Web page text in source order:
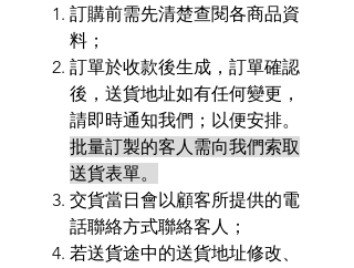
訂購前需先清楚查閱各商品資
料；
訂單於收款後生成，訂單確認
後，送貨地址如有任何變更，
請即時通知我們；以便安排。
批量訂製的客人需向我們索取
送貨表單。
交貨當日會以顧客所提供的電
話聯絡方式聯絡客人；
若送貨途中的送貨地址修改、